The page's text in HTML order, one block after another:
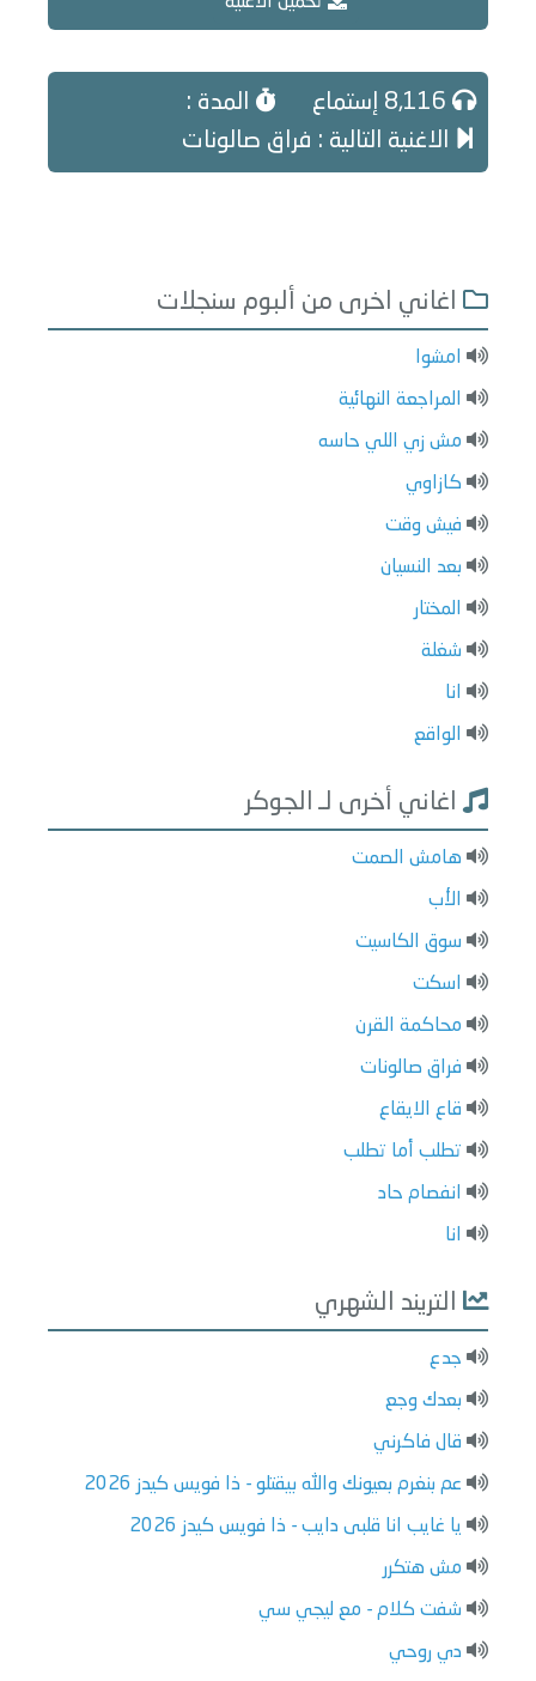
المدة :
الاغنية التالية : فراق صالونات
اغاني اخرى من ألبوم سنجلات
امشوا
المراجعة النهائية
مش زي اللي حاسه
كازاوي
فيش وقت
بعد النسيان
المختار
شغلة
انا
الواقع
اغاني أخرى لـ الجوكر
هامش الصمت
الأب
سوق الكاسيت
اسكت
محاكمة القرن
فراق صالونات
قاع الايقاع
تطلب أما تطلب
انفصام حاد
انا
التريند الشهري
جدع
بعدك وجع
قال فاكرني
عم بنغرم بعيونك والله بيقتلو - ذا فويس كيدز 2026
يا غايب انا قلبى دايب - ذا فويس كيدز 2026
مش هتكرر
شفت كلام - مع ليجي سي
دي روحي